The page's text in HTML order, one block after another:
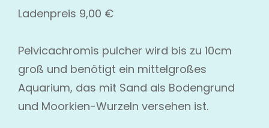
Ladenpreis 9,00 €
Pelvicachromis pulcher wird bis zu 10cm
groß und benötigt ein mittelgroßes
Aquarium, das mit Sand als Bodengrund
und Moorkien-Wurzeln versehen ist.